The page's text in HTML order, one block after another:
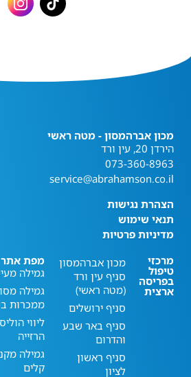
מכון אברהמסון - מטה ראשי
הירדן 20, עין ורד
073-360-8963
service@abrahamson.co.il
הצהרת נגישות
תנאי שימוש
מדיניות פרטיות
מרכזי
טיפול
בפריסה
ארצית
מכון אברהמסון
סניף עין ורד
(מטה ראשי)
סניף ירושלים
סניף באר שבע
והדרום
סניף ראשון
לציון
מפת אתר
גמילה
גמילה
ממכרות
ליווי
הרזייה
גמילה
קלים